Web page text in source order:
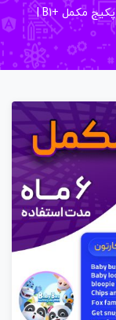
پکیج مکمل +B1 |